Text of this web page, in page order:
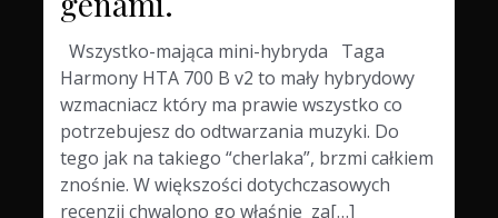
Wszystko-mająca mini-hybryda Taga
Harmony HTA 700 B v2 to mały hybrydowy
wzmacniacz który ma prawie wszystko co
potrzebujesz do odtwarzania muzyki. Do
tego jak na takiego “cherlaka”, brzmi całkiem
znośnie. W większości dotychczasowych
recenzji chwalono go właśnie za[…]